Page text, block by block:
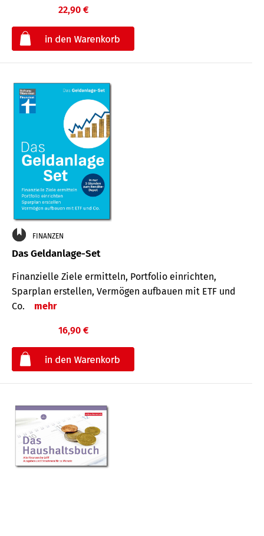
22,90 €
FINANZEN
Das Geldanlage-Set
Finanzielle Ziele ermitteln, Portfolio einrichten,
Sparplan erstellen, Vermögen aufbauen mit ETF und
Co.
mehr
16,90 €